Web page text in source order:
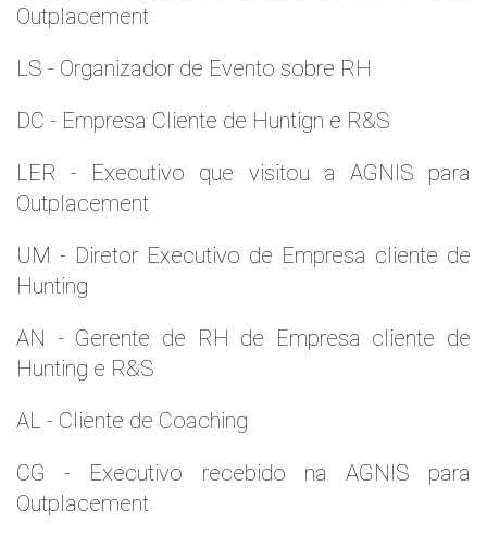
Outplacement
LS - Organizador de Evento sobre RH
DC - Empresa Cliente de Huntign e R&S
LER - Executivo que visitou a AGNIS para
Outplacement
UM - Diretor Executivo de Empresa cliente de
Hunting
AN - Gerente de RH de Empresa cliente de
Hunting e R&S
AL - Cliente de Coaching
CG - Executivo recebido na AGNIS para
Outplacement